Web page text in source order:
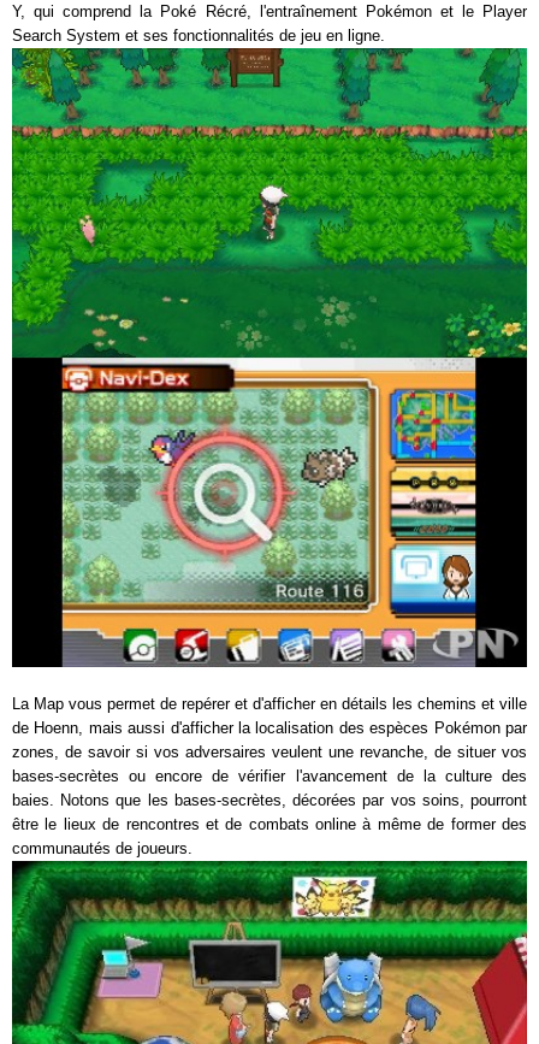
Y, qui comprend la Poké Récré, l'entraînement Pokémon et le Player
Search System et ses fonctionnalités de jeu en ligne.
La Map vous permet de repérer et d'afficher en détails les chemins et ville
de Hoenn, mais aussi d'afficher la localisation des espèces Pokémon par
zones, de savoir si vos adversaires veulent une revanche, de situer vos
bases-secrètes ou encore de vérifier l'avancement de la culture des
baies. Notons que les bases-secrètes, décorées par vos soins, pourront
être le lieux de rencontres et de combats online à même de former des
communautés de joueurs.